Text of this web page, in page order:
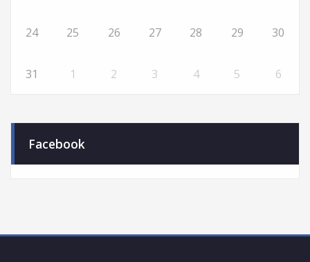
24 25 26 27 28 29 30
31 1 2 3 4 5 6
Facebook